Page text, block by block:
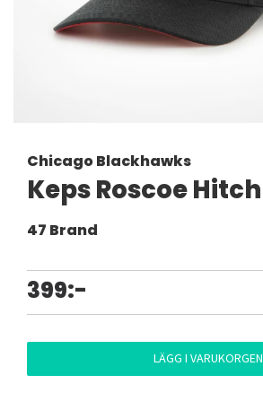
Chicago Blackhawks
Keps Roscoe Hitch
47 Brand
399:-
LÄGG I VARUKORGEN